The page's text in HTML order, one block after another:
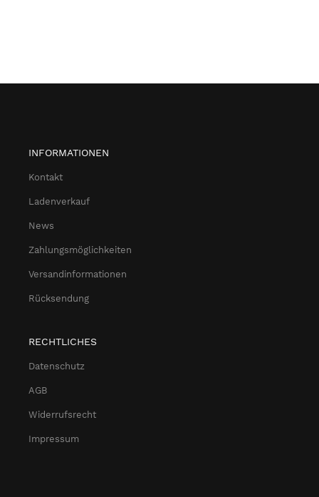
INFORMATIONEN
Kontakt
Ladenverkauf
News
Zahlungsmöglichkeiten
Versandinformationen
Rücksendung
RECHTLICHES
Datenschutz
AGB
Widerrufsrecht
Impressum